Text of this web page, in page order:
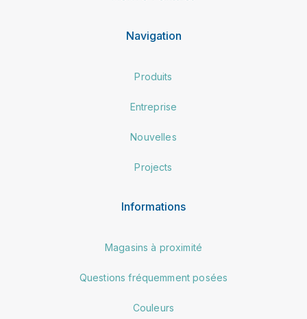
Navigation
Produits
Entreprise
Nouvelles
Projects
Informations
Magasins à proximité
Questions fréquemment posées
Couleurs